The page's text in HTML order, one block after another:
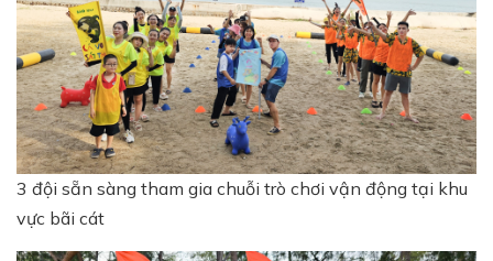
3 đội sẵn sàng tham gia chuỗi trò chơi vận động tại khu
vực bãi cát